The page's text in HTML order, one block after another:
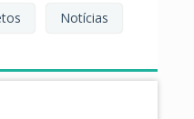
Notícias